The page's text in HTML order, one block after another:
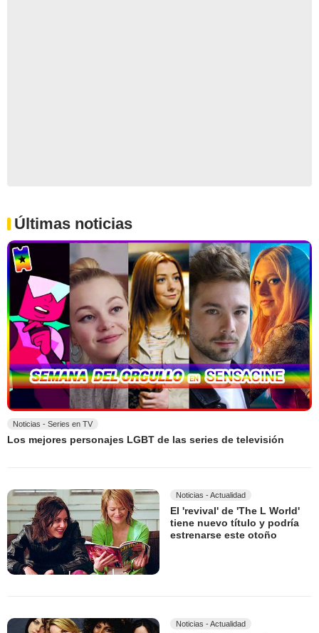
Últimas noticias
Noticias - Series en TV
Los mejores personajes LGBT de las series de televisión
Noticias - Actualidad
El 'revival' de 'The L World'
tiene nuevo título y podría
estrenarse este otoño
Noticias - Actualidad